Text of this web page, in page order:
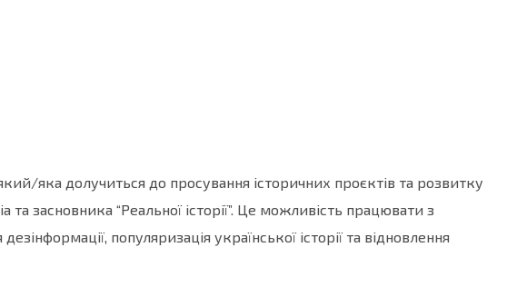
яка долучиться до просування історичних проєктів та розвитку
засновника “Реальної історії”. Це можливість працювати з
популяризація української історії та відновлення